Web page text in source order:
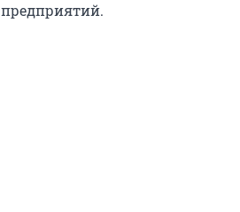
предприятий.